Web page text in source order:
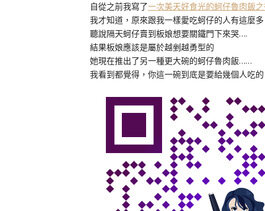
自從之前我寫了一次美天好食光的蚵仔魯肉飯
我才知道，原來跟我一樣愛吃蚵仔的人有這麼多
聽說隔天蚵仔賣到板娘想要關鐵門下來哭….
結果板娘應該是屬於越剉越勇型的
她現在推出了另一種更大碗的蚵仔魯肉飯……
我看到都覺得，你這一碗到底是要給幾個人吃